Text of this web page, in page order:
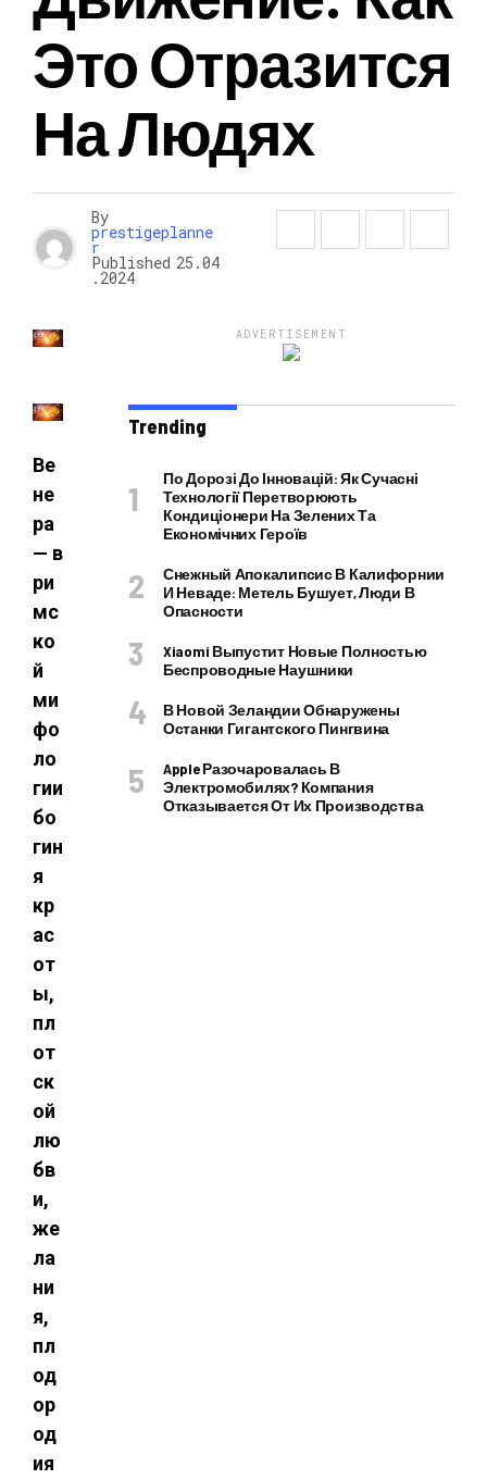
Это Отразится
На Людях
By
prestigeplanne
r
Published 25.04
.2024
Ве
не
ра
— в
ри
мс
ко
й
ми
фо
ло
гии
бо
гин
я
кр
ас
от
ы,
пл
от
ск
ой
лю
бв
и,
же
ла
ни
я,
пл
од
ор
од
ия
ADVERTISEMENT
Trending
По Дорозі До Інновацій: Як Сучасні
Технології Перетворюють
Кондиціонери На Зелених Та
Економічних Героїв
Снежный Апокалипсис В Калифорнии
И Неваде: Метель Бушует, Люди В
Опасности
Xiaomi Выпустит Новые Полностью
Беспроводные Наушники
В Новой Зеландии Обнаружены
Останки Гигантского Пингвина
Apple Разочаровалась В
Электромобилях? Компания
Отказывается От Их Производства